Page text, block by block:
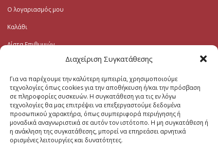
Διαχείριση Συγκατάθεσης
Για να παρέχουμε την καλύτερη εμπειρία, χρησιμοποιούμε
τεχνολογίες όπως cookies για την αποθήκευση ή/και την πρόσβαση
σε πληροφορίες συσκευών. Η συγκατάθεση για τις εν λόγω
τεχνολογίες θα μας επιτρέψει να επεξεργαστούμε δεδομένα
προσωπικού χαρακτήρα, όπως συμπεριφορά περιήγησης ή
μοναδικά αναγνωριστικά σε αυτόν τον ιστότοπο. Η μη συγκατάθεση ή
η ανάκληση της συγκατάθεσης, μπορεί να επηρεάσει αρνητικά
ορισμένες λειτουργίες και δυνατότητες.
Ο λογαριασμός μου
Καλάθι
Λίστα Επιθυμιών
Εγγραφή στο Ενημερωτικό
Το Email σας (υποχρεωτικο)
Μηνυμα